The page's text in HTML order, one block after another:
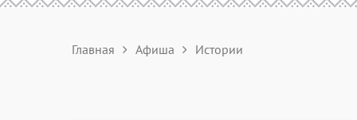
Главная Афиша Истории